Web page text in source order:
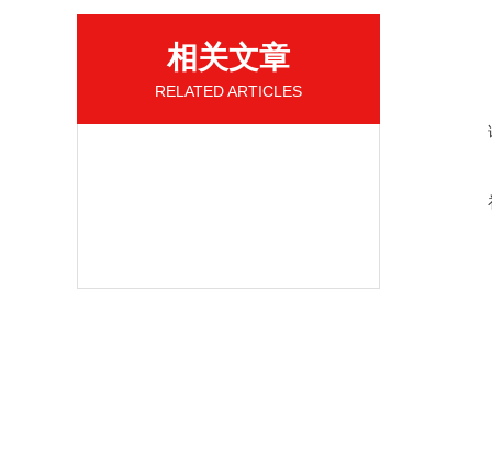
相关文章
RELATED ARTICLES